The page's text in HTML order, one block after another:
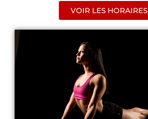
VOIR LES HORAIRES